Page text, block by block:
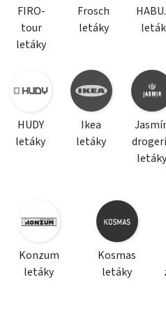
FIRO-
tour
letáky
Frosch
letáky
HUDY
letáky
Ikea
letáky
letáky
Konzum
letáky
Kosmas
letáky